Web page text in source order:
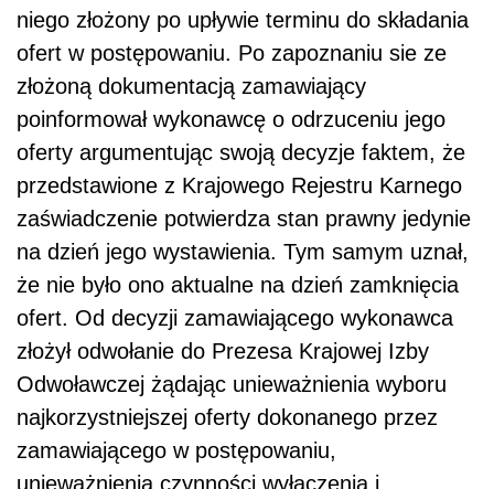
niego złożony po upływie terminu do składania
ofert w postępowaniu. Po zapoznaniu sie ze
złożoną dokumentacją zamawiający
poinformował wykonawcę o odrzuceniu jego
oferty argumentując swoją decyzje faktem, że
przedstawione z Krajowego Rejestru Karnego
zaświadczenie potwierdza stan prawny jedynie
na dzień jego wystawienia. Tym samym uznał,
że nie było ono aktualne na dzień zamknięcia
ofert. Od decyzji zamawiającego wykonawca
złożył odwołanie do Prezesa Krajowej Izby
Odwoławczej żądając unieważnienia wyboru
najkorzystniejszej oferty dokonanego przez
zamawiającego w postępowaniu,
unieważnienia czynności wyłączenia i